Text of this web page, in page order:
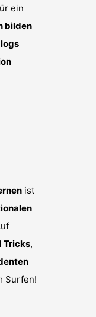
ein
bilden
ist
Tricks,
Surfen!